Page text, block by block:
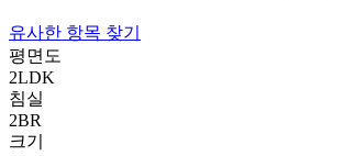
유사한 항목 찾기
평면도
2LDK
침실
2BR
크기